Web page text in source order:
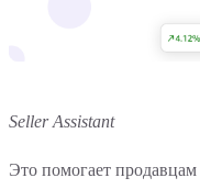
Seller Assistant
Это помогает продавцам